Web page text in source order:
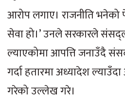
आरोप लगाए। राजनीति भनेको
सेवा हो।’ उनले सरकारले
ल्याएकोमा आपत्ति जनाउँदै
गर्दा हतारमा अध्यादेश
गरेको उल्लेख गरे।